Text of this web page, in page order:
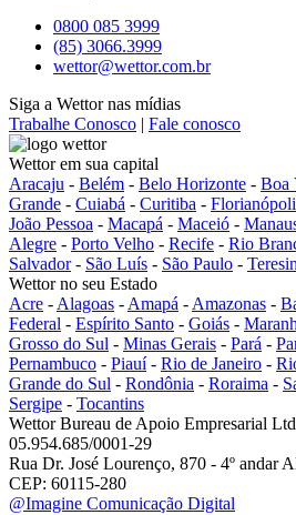
0800 085 3999
(85) 3066.3999
wettor@wettor.com.br
Siga a Wettor nas mídias
Trabalhe Conosco | Fale conosco
Wettor em sua capital
Aracaju - Belém - Belo Horizonte - Boa
Grande - Cuiabá - Curitiba -
João Pessoa - Macapá - Maceió -
Alegre - Porto Velho - Recife - Rio
Salvador- São Luís - São Paulo -
Wettor no seu Estado
Acre - Alagoas - Amapá - Amazonas -
Federal - Espírito Santo - Goiás -
Grosso do Sul - Minas Gerais - Pará -
Pernambuco - Piauí- Rio de Janeiro -
Grande do Sul - Rondônia - Roraima -
Sergipe - Tocantins
Wettor Bureau de Apoio Empresarial
05.954.685/0001-29
Rua Dr. José Lourenço, 870 - 4º andar
CEP: 60115-280
@Imagine Comunicação Digital